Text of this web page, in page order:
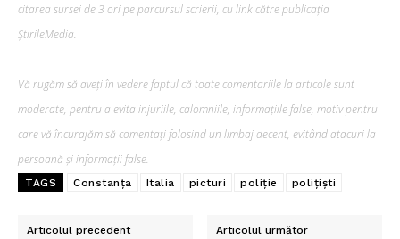
citarea sursei de 3 ori pe parcursul scrierii, cu link către publicația
ȘtirileMedia.
Vă rugăm să aveți în vedere faptul că toate comentariile la articole sunt
moderate, pentru a evita injuriile, calomniile, informațiile false, motiv pentru
care vă încurajăm să comentați folosind un limbaj decent, evitând atacuri la
persoană și informații false.
TAGS Constanța Italia picturi poliție polițiști
Articolul precedent Articolul următor